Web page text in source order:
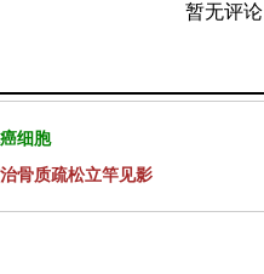
暂无评论
细胞
骨质疏松立竿见影